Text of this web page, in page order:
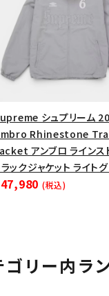
在庫のない商品を表
シュプリーム
Rhinestone
アンブロ ラインス
ラックジャケット ライト
(税込)
ゴリー内ラ